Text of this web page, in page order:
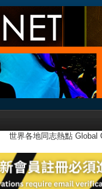
世界各地同志熱點